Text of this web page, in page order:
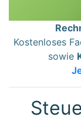
Kostenloses
sowie